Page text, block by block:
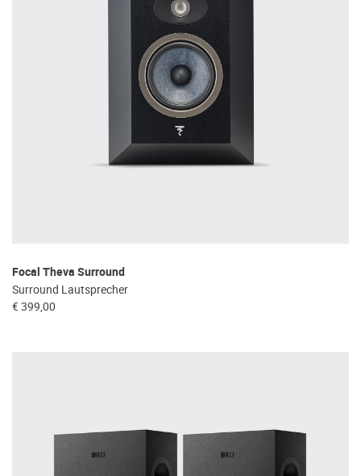
Focal Theva Surround
Surround Lautsprecher
€ 399,00